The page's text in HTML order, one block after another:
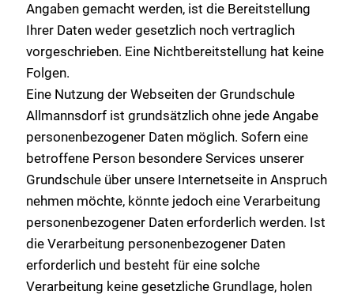
Angaben gemacht werden, ist die Bereitstellung
Ihrer Daten weder gesetzlich noch vertraglich
vorgeschrieben. Eine Nichtbereitstellung hat keine
Folgen.
Eine Nutzung der Webseiten der Grundschule
Allmannsdorf ist grundsätzlich ohne jede Angabe
personenbezogener Daten möglich. Sofern eine
betroffene Person besondere Services unserer
Grundschule über unsere Internetseite in Anspruch
nehmen möchte, könnte jedoch eine Verarbeitung
personenbezogener Daten erforderlich werden. Ist
die Verarbeitung personenbezogener Daten
erforderlich und besteht für eine solche
Verarbeitung keine gesetzliche Grundlage, holen